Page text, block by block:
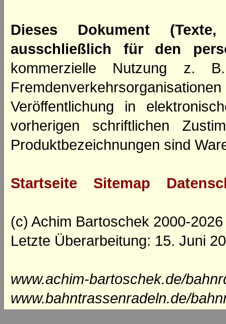
Dieses Dokument
ausschließlich für den
kommerzielle Nutzung z.
Veröffentlichung in
vorherigen schriftlichen
Produktbezeichnungen sind
Startseite Sitemap
(c) Achim Bartoschek 2000-2026
Letzte Überarbeitung: 15. Juni
www.achim-bartoschek.de/
www.bahntrassenradeln.de/